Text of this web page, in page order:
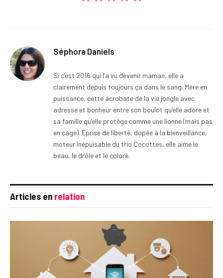
Séphora Daniels
Si c’est 2016 qui l’a vu devenir maman, elle a
clairement depuis toujours ça dans le sang. Mère en
puissance, cette acrobate de la vie jongle avec
adresse et bonheur entre son boulot qu’elle adore et
sa famille qu’elle protège comme une lionne (mais pas
en cage). Éprise de liberté, dopée à la bienveillance,
moteur inépuisable du trio Cocottes, elle aime le
beau, le drôle et le coloré.
Articles en relation